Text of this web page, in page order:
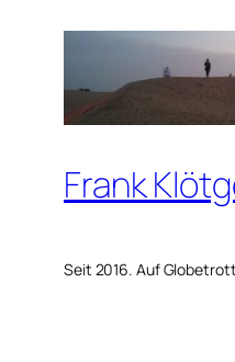
springen
Frank
Seit 2016. Auf